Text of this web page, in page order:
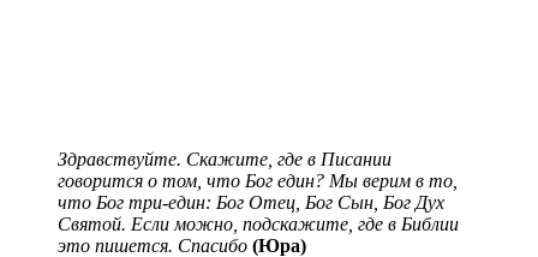
Здравствуйте. Скажите, где в Писании
говорится о том, что Бог един? Мы верим в то,
что Бог три-един: Бог Отец, Бог Сын, Бог Дух
Святой. Если можно, подскажите, где в Библии
это пишется. Спасибо (Юра)